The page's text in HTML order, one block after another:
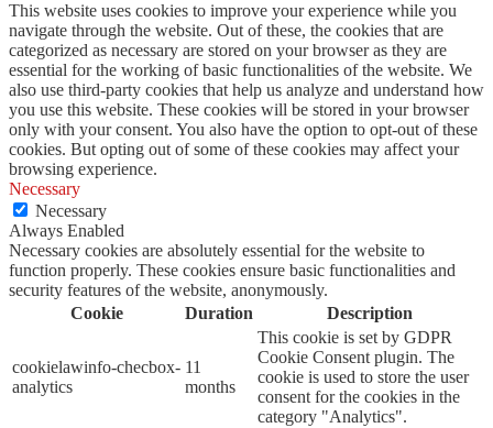
This website uses cookies to improve your experience while you
navigate through the website. Out of these, the cookies that are
categorized as necessary are stored on your browser as they are
essential for the working of basic functionalities of the website. We
also use third-party cookies that help us analyze and understand how
you use this website. These cookies will be stored in your browser
only with your consent. You also have the option to opt-out of these
cookies. But opting out of some of these cookies may affect your
browsing experience.
Necessary
Necessary
Always Enabled
Necessary cookies are absolutely essential for the website to
function properly. These cookies ensure basic functionalities and
security features of the website, anonymously.
Cookie
Duration Description
cookielawinfo-checbox-
analytics
11
months
This cookie is set by GDPR
Cookie Consent plugin. The
cookie is used to store the user
consent for the cookies in the
category "Analytics".